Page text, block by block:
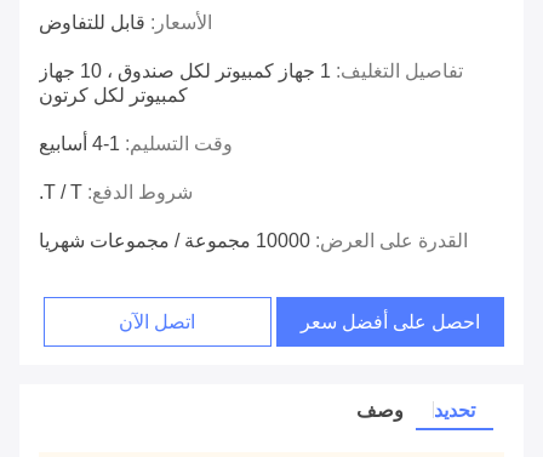
الأسعار: قابل للتفاوض
تفاصيل التغليف:
1 جهاز كمبيوتر لكل صندوق ، 10 جهاز
كمبيوتر لكل كرتون
وقت التسليم: 1-4 أسابيع
شروط الدفع: T / T.
القدرة على العرض: 10000 مجموعة / مجموعات شهريا
احصل على أفضل سعر اتصل الآن
تحديد وصف